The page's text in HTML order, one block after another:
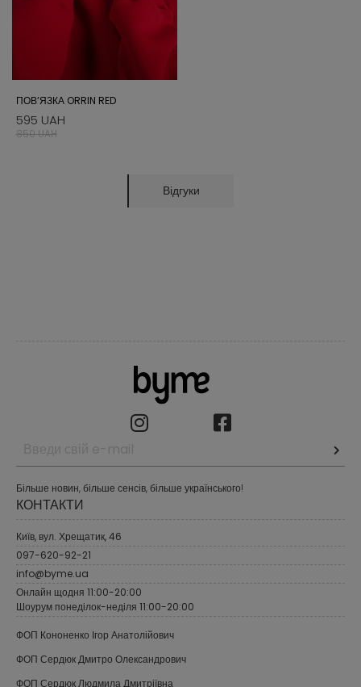
ПОВʼЯЗКА ORRIN RED
595 UAH
850 UAH
Відгуки
Більше новин, більше сенсів, більше українського!
КОНТАКТИ
Київ, вул. Хрещатик, 46
097-620-92-21
info@byme.ua
Онлайн щодня 11:00-20:00
Шоурум понеділок-неділя 11:00-20:00
ФОП Кононенко Ігор Анатолійович
ФОП Сердюк Дмитро Олександрович
ФОП Сердюк Людмила Дмитріївна